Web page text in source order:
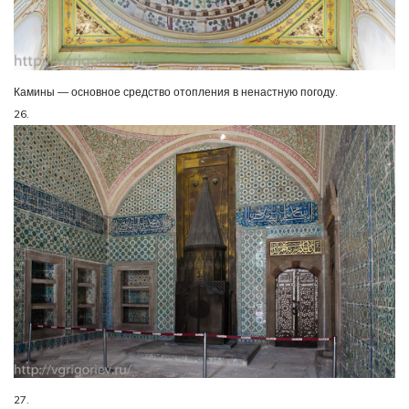
Камины — основное средство отопления в ненастную погоду.
26.
27.